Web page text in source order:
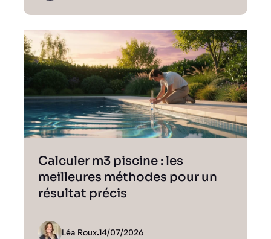
Calculer m3 piscine : les
meilleures méthodes pour un
résultat précis
Léa Roux.14/07/2026